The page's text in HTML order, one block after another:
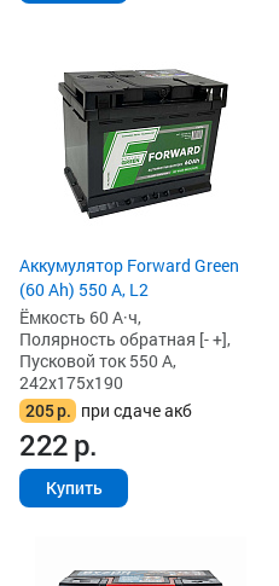
Аккумулятор Forward Green
(60 Ah) 550 А, L2
Ёмкость 60 А·ч,
Полярность обратная [- +],
Пусковой ток 550 А,
242x175x190
205р. при сдаче акб
222р.
Купить